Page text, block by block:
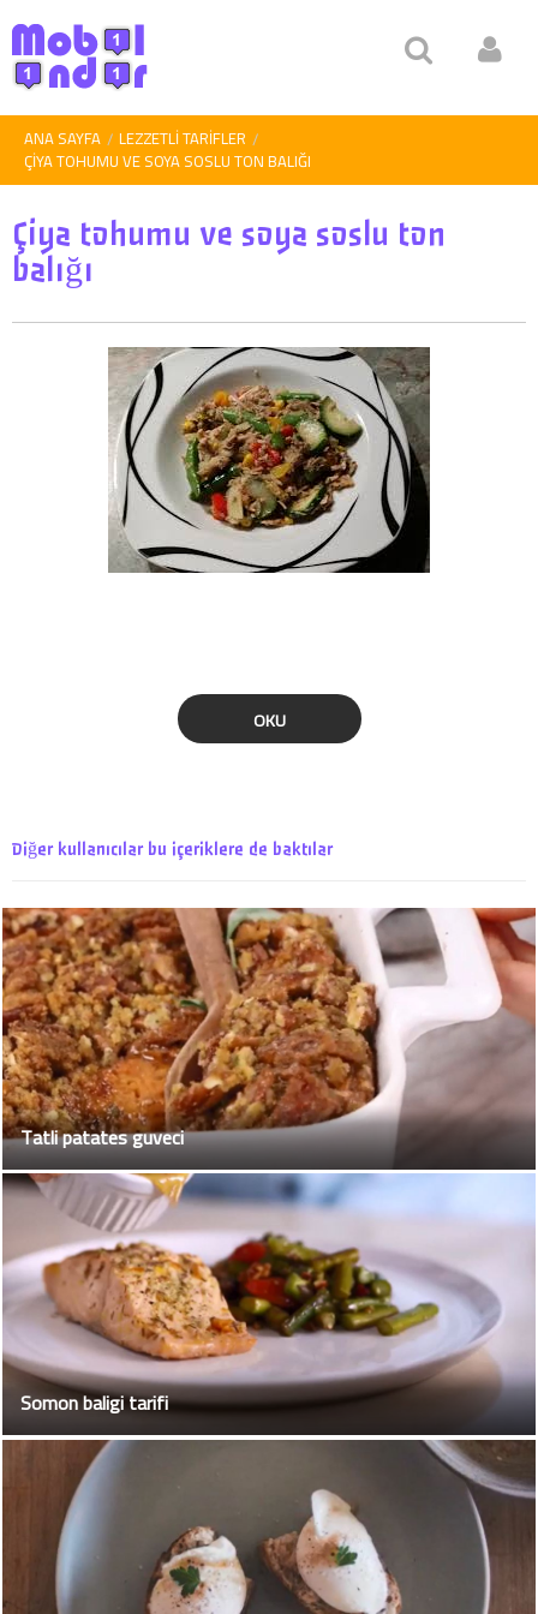
ANA SAYFA LEZZETLI TARIFLER
ÇIYA TOHUMU VE SOYA SOSLU TON BALIĞI
Çiya tohumu ve soya soslu ton
balığı
OKU
Diğer kullanıcılar bu içeriklere de baktılar
Tatli patates guveci
Somon baligi tarifi